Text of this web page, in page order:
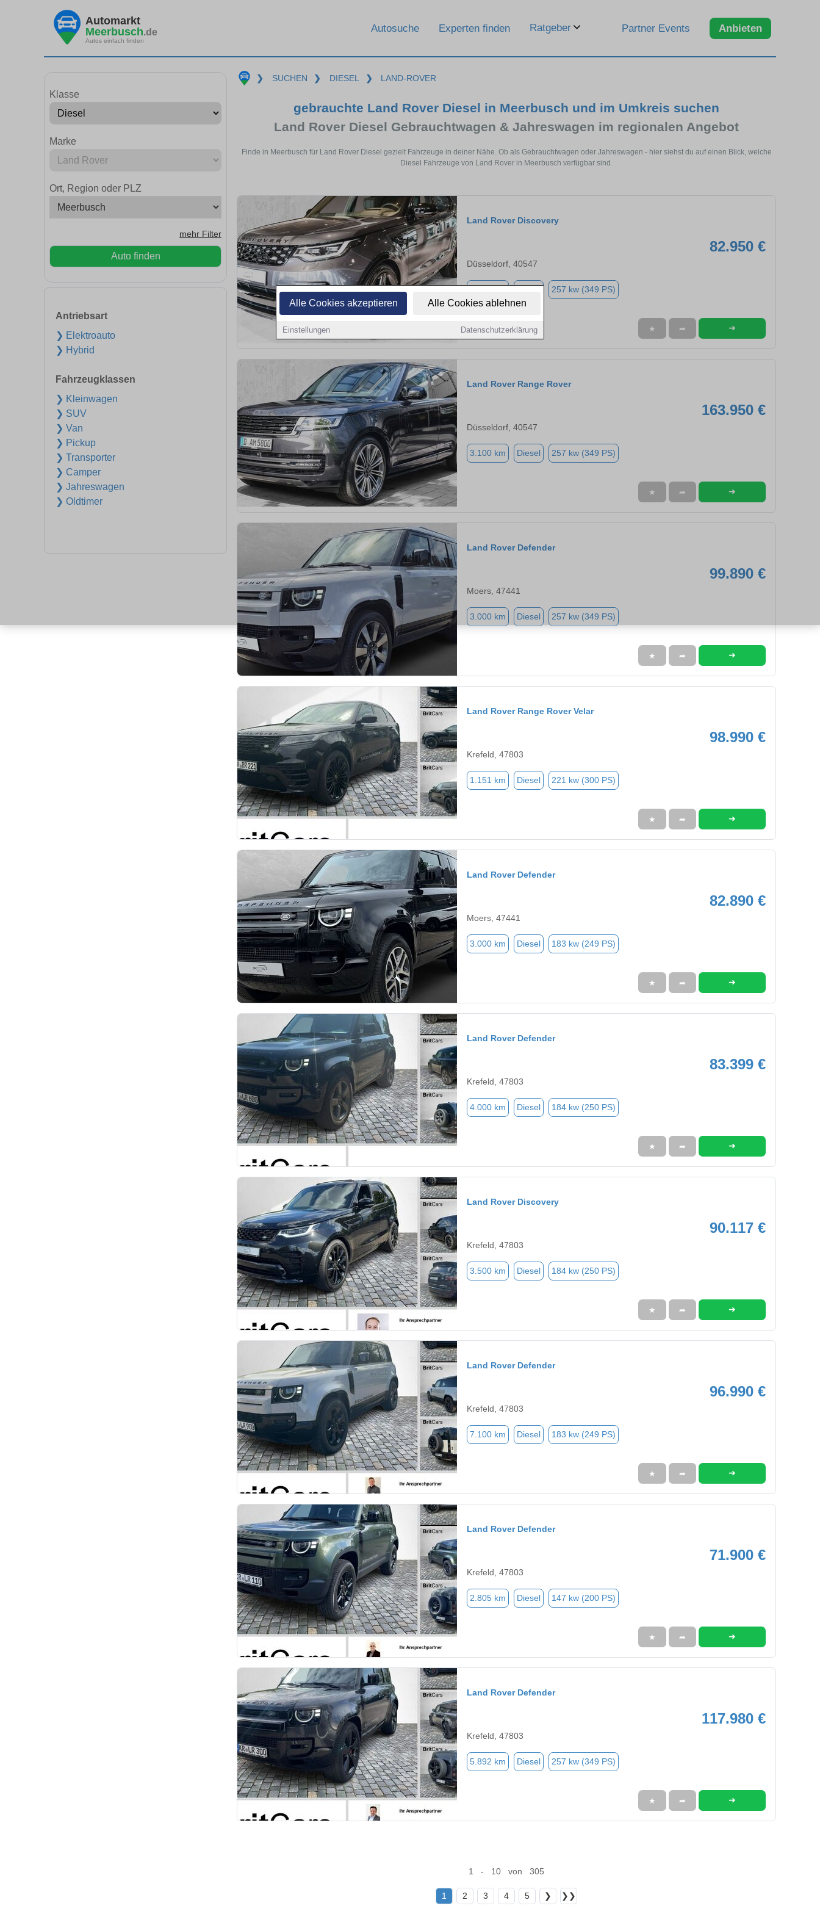
Alle Cookies akzeptieren Alle Cookies ablehnen
Einstellungen Datenschutzerklärung
Automarkt
Meerbusch.de
Autos einfach finden
Autosuche Experten finden Ratgeber Partner Events Anbieten
Klasse
Marke
Ort, Region oder PLZ
mehr Filter
Auto finden
Antriebsart
❯ Elektroauto
❯ Hybrid
Fahrzeugklassen
❯ Kleinwagen
❯ SUV
❯ Van
❯ Pickup
❯ Transporter
❯ Camper
❯ Jahreswagen
❯ Oldtimer
❯ SUCHEN ❯ DIESEL ❯ LAND-ROVER
gebrauchte Land Rover Diesel in Meerbusch und im Umkreis suchen
Land Rover Diesel Gebrauchtwagen & Jahreswagen im regionalen Angebot
Finde in Meerbusch für Land Rover Diesel gezielt Fahrzeuge in deiner Nähe. Ob als Gebrauchtwagen oder Jahreswagen - hier siehst du auf einen Blick, welche
Diesel Fahrzeuge von Land Rover in Meerbusch verfügbar sind.
Land Rover Discovery
82.950 €
Düsseldorf, 40547
257 kw (349 PS)
★ ➦ ➜
Land Rover Range Rover
163.950 €
Düsseldorf, 40547
3.100 km Diesel 257 kw (349 PS)
★ ➦ ➜
Land Rover Defender
99.890 €
Moers, 47441
3.000 km Diesel 257 kw (349 PS)
★ ➦ ➜
Land Rover Range Rover Velar
98.990 €
Krefeld, 47803
1.151 km Diesel 221 kw (300 PS)
★ ➦ ➜
Land Rover Defender
82.890 €
Moers, 47441
3.000 km Diesel 183 kw (249 PS)
★ ➦ ➜
Land Rover Defender
83.399 €
Krefeld, 47803
4.000 km Diesel 184 kw (250 PS)
★ ➦ ➜
Land Rover Discovery
90.117 €
Krefeld, 47803
3.500 km Diesel 184 kw (250 PS)
★ ➦ ➜
Land Rover Defender
96.990 €
Krefeld, 47803
7.100 km Diesel 183 kw (249 PS)
★ ➦ ➜
Land Rover Defender
71.900 €
Krefeld, 47803
2.805 km Diesel 147 kw (200 PS)
★ ➦ ➜
Land Rover Defender
117.980 €
Krefeld, 47803
5.892 km Diesel 257 kw (349 PS)
★ ➦ ➜
1 - 10 von 305
1 2 3 4 5 ❯ ❯❯